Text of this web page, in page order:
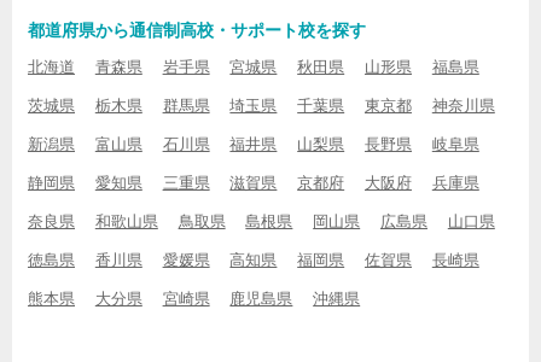
都道府県から通信制高校・サポート校を探す
北海道 青森県 岩手県 宮城県 秋田県 山形県 福島県
茨城県 栃木県 群馬県 埼玉県 千葉県 東京都 神奈川県
新潟県 富山県 石川県 福井県 山梨県 長野県 岐阜県
静岡県 愛知県 三重県 滋賀県 京都府 大阪府 兵庫県
奈良県 和歌山県 鳥取県 島根県 岡山県 広島県 山口県
徳島県 香川県 愛媛県 高知県 福岡県 佐賀県 長崎県
熊本県 大分県 宮崎県 鹿児島県 沖縄県